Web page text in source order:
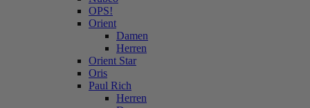
OPS!
Orient
Damen
Herren
Orient Star
Oris
Paul Rich
Herren